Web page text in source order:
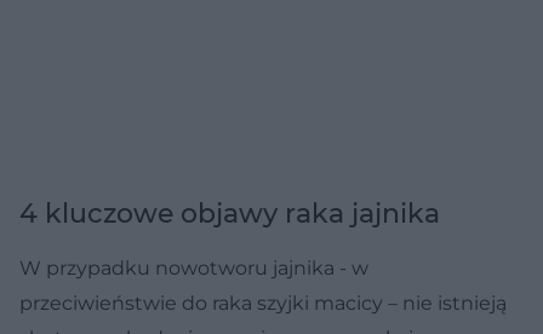
4 kluczowe objawy raka jajnika
W przypadku nowotworu jajnika - w
przeciwieństwie do raka szyjki macicy – nie istnieją